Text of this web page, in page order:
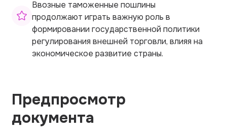
Ввозные таможенные пошлины
продолжают играть важную роль в
формировании государственной политики
регулирования внешней торговли, влияя на
экономическое развитие страны.
Предпросмотр
документа